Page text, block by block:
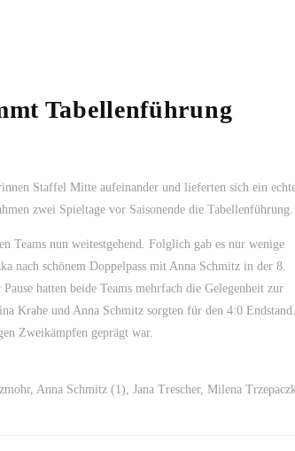
Tabellenführung
Staffel Mitte aufeinander und lieferten sich ein
zwei Spieltage vor Saisonende die Tabellenführung.
Teams nun weitestgehend. Folglich gab es nur wenige
nach schönem Doppelpass mit Anna Schmitz in der 8.
hatten beide Teams mehrfach die Gelegenheit zur
Krahe und Anna Schmitz sorgten für den 4:0 Endstand.
Zweikämpfen geprägt war.
Anna Schmitz (1), Jana Trescher, Milena